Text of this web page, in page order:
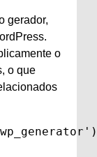
gerador,
o
o que